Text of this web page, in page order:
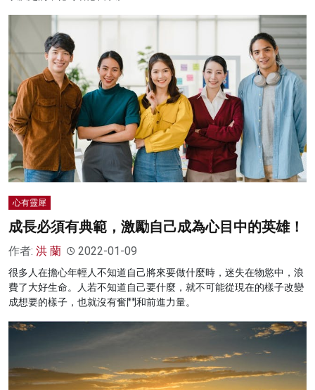
心有靈犀
成長必須有典範，激勵自己成為心目中的英雄！
作者: 洪 蘭 2022-01-09
很多人在擔心年輕人不知道自己將來要做什麼時，迷失在物慾中，浪
費了大好生命。人若不知道自己要什麼，就不可能從現在的樣子改變
成想要的樣子，也就沒有奮鬥和前進力量。